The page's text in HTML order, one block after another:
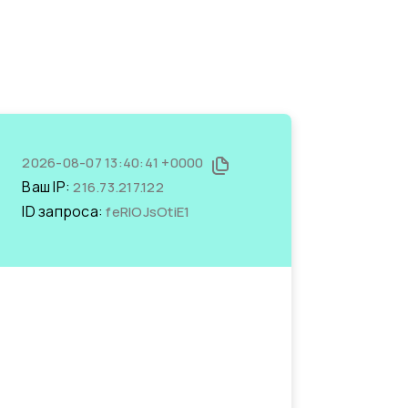
2026-08-07 13:40:41 +0000
Ваш IP:216.73.217.122
ID запроса:feRIOJsOtiE1